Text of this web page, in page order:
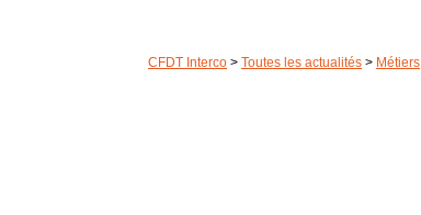
CFDT Interco > Toutes les actualités > Métiers